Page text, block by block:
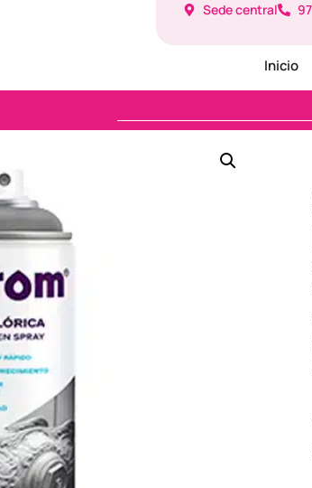
Sede central
Inicio